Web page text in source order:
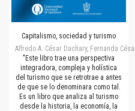
Capitalismo, sociedad y turismo
Alfredo A. César Dachary, Fernanda
"Este libro trae una perspectiva
integradora, compleja y holística
del turismo que se retrotrae a antes
de que se lo denominara como tal.
Es un libro que analiza al turismo
desde la historia, la economía, la